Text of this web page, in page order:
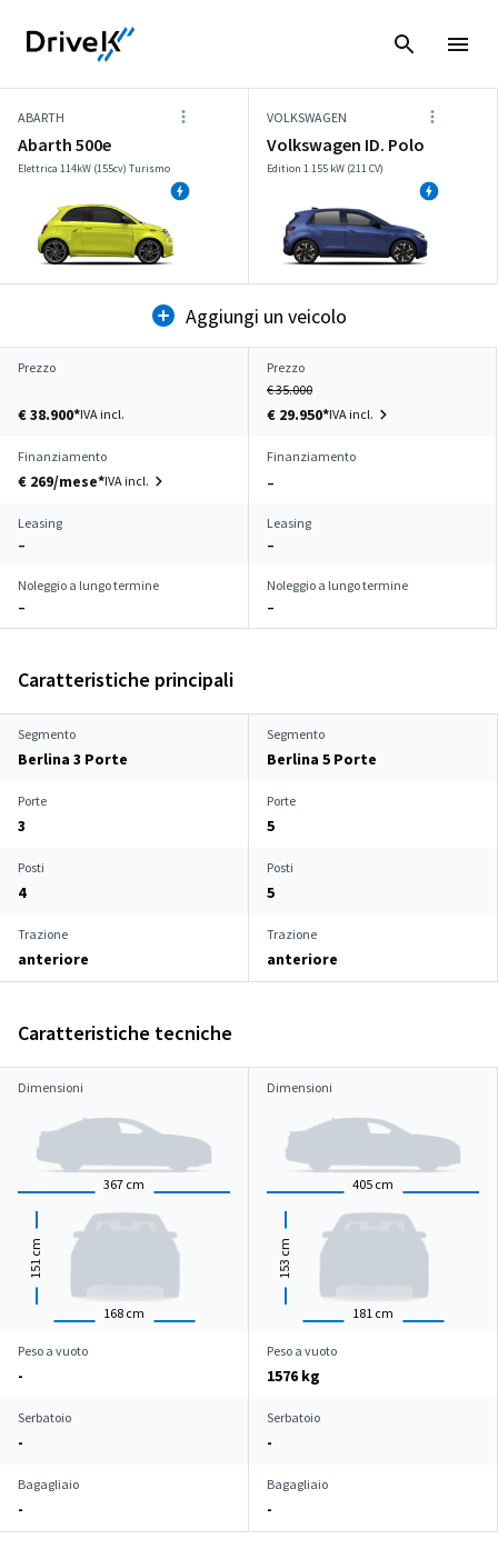
ABARTH
Abarth 500e
Elettrica 114kW (155cv) Turismo
VOLKSWAGEN
Volkswagen ID. Polo
Edition 1 155 kW (211 CV)
Aggiungi un veicolo
Prezzo
€ 38.900*IVA incl.
Prezzo
€ 35.000
€ 29.950*IVA incl.
Finanziamento
€ 269/mese*IVA incl.
Finanziamento
–
Leasing
–
Leasing
–
Noleggio a lungo termine
–
Noleggio a lungo termine
–
Caratteristiche principali
Segmento
Berlina 3 Porte
Segmento
Berlina 5 Porte
Porte
3
Porte
5
Posti
4
Posti
5
Trazione
anteriore
Trazione
anteriore
Caratteristiche tecniche
Dimensioni
367 cm
168 cm
151
cm
Dimensioni
405 cm
181 cm
153
cm
Peso a vuoto
-
Peso a vuoto
1576 kg
Serbatoio
-
Serbatoio
-
Bagagliaio
-
Bagagliaio
-